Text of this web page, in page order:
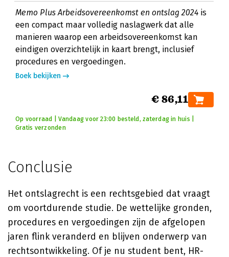
Memo Plus Arbeidsovereenkomst en ontslag 2024 is
een compact maar volledig naslagwerk dat alle
manieren waarop een arbeidsovereenkomst kan
eindigen overzichtelijk in kaart brengt, inclusief
procedures en vergoedingen.
Boek bekijken
€ 86,11
Op voorraad | Vandaag voor 23:00 besteld, zaterdag in huis |
Gratis verzonden
Conclusie
Het ontslagrecht is een rechtsgebied dat vraagt
om voortdurende studie. De wettelijke gronden,
procedures en vergoedingen zijn de afgelopen
jaren flink veranderd en blijven onderwerp van
rechtsontwikkeling. Of je nu student bent, HR-